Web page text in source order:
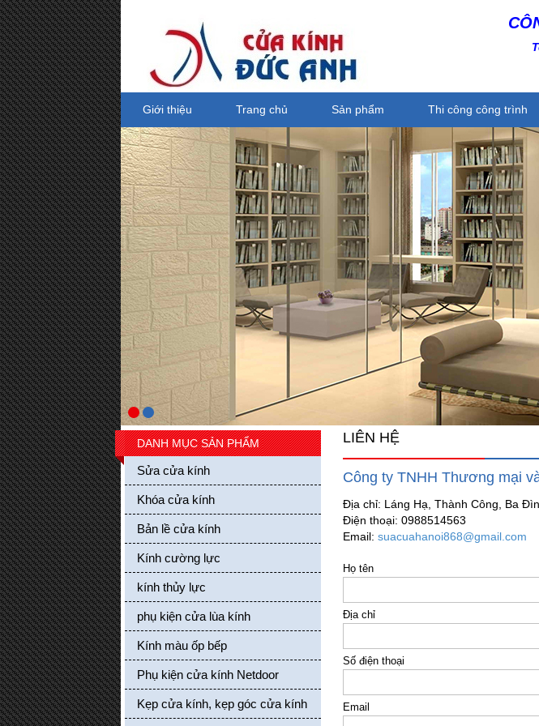
Giới thiệu Trang chủ Sản phẩm Thi công công trình
DANH MỤC SẢN PHẨM
Sửa cửa kính
Khóa cửa kính
Bản lề cửa kính
Kính cường lực
kính thủy lực
phụ kiện cửa lùa kính
Kính màu ốp bếp
Phụ kiện cửa kính Netdoor
Kẹp cửa kính, kẹp góc cửa kính
Tay co thủy lực Netdoor, tay co thủy
lực
Giá bán: 0 VND
Mua hàng
Giá bán: 0 VND
Mua hàng
LIÊN HỆ
Công ty TNHH Thương mại
Địa chỉ: Láng Hạ, Thành Công, Ba
Điện thoại: 0988514563
Email: suacuahanoi868@gmail.com
Họ tên
Địa chỉ
Số điện thoại
Email